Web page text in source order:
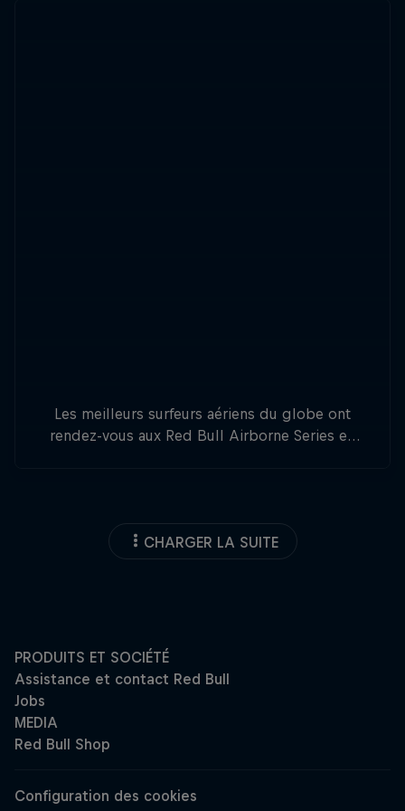
Les meilleurs surfeurs aériens du globe ont
rendez-vous aux Red Bull Airborne Series en
CHARGER LA SUITE